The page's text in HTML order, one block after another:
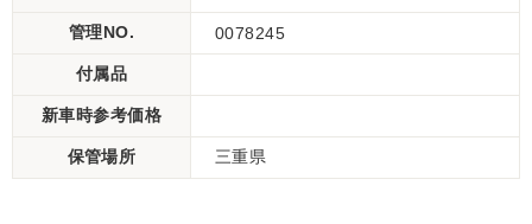
管理NO. 0078245
付属品
新車時参考価格
保管場所 三重県